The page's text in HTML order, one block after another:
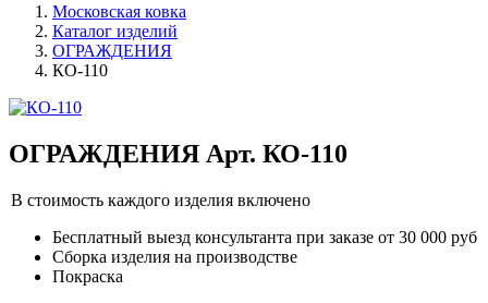
Московская ковка
Каталог изделий
ОГРАЖДЕНИЯ
КО-110
ОГРАЖДЕНИЯ Арт. КО-110
В стоимость каждого изделия включено
Бесплатный выезд консультанта при заказе от 30 000 руб
Сборка изделия на производстве
Покраска